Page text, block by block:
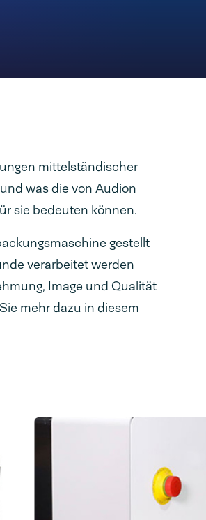
mittelständischer
was die von Audion
sie bedeuten können.
gestellt
verarbeitet werden
Image und Qualität
mehr dazu in diesem